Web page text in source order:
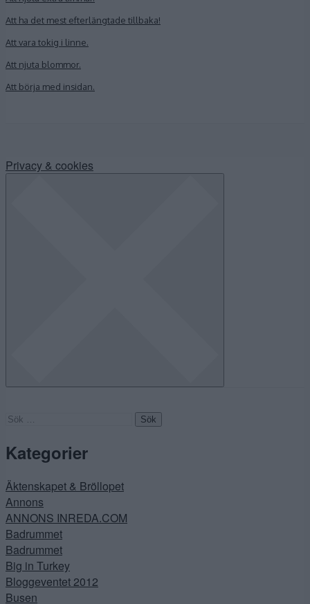
Att ha det mest efterlängtade tillbaka!
Att vara tokig i linne.
Att njuta blommor.
Att börja med insidan.
Privacy & cookies
Sök
Kategorier
Äktenskapet & Bröllopet
Annons
ANNONS INREDA.COM
Badrummet
Badrummet
Big in Turkey
Bloggeventet 2012
Busen